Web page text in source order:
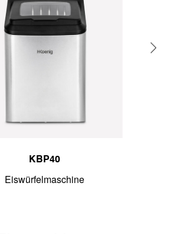
KBP40
Eiswürfelmaschine